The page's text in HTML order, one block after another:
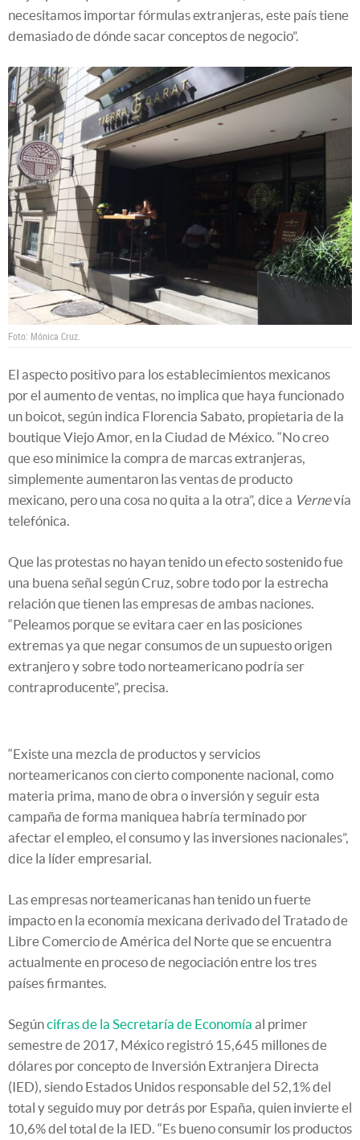
necesitamos importar fórmulas extranjeras, este país tiene
demasiado de dónde sacar conceptos de negocio”.
Foto: Mónica Cruz.
El aspecto positivo para los establecimientos mexicanos
por el aumento de ventas, no implica que haya funcionado
un boicot, según indica Florencia Sabato, propietaria de la
boutique Viejo Amor, en la Ciudad de México. “No creo
que eso minimice la compra de marcas extranjeras,
simplemente aumentaron las ventas de producto
mexicano, pero una cosa no quita a la otra”, dice a Vernevía
telefónica.
Que las protestas no hayan tenido un efecto sostenido fue
una buena señal según Cruz, sobre todo por la estrecha
relación que tienen las empresas de ambas naciones.
“Peleamos porque se evitara caer en las posiciones
extremas ya que negar consumos de un supuesto origen
extranjero y sobre todo norteamericano podría ser
contraproducente”, precisa.
“Existe una mezcla de productos y servicios
norteamericanos con cierto componente nacional, como
materia prima, mano de obra o inversión y seguir esta
campaña de forma maniquea habría terminado por
afectar el empleo, el consumo y las inversiones nacionales”,
dice la líder empresarial.
Las empresas norteamericanas han tenido un fuerte
impacto en la economía mexicana derivado del Tratado de
Libre Comercio de América del Norte que se encuentra
actualmente en proceso de negociación entre los tres
países firmantes.
Segúncifras de la Secretaría de Economía al primer
semestre de 2017, México registró 15,645 millones de
dólares por concepto de Inversión Extranjera Directa
(IED), siendo Estados Unidos responsable del 52,1% del
total y seguido muy por detrás por España, quien invierte el
10,6% del total de la IED. “Es bueno consumir los productos